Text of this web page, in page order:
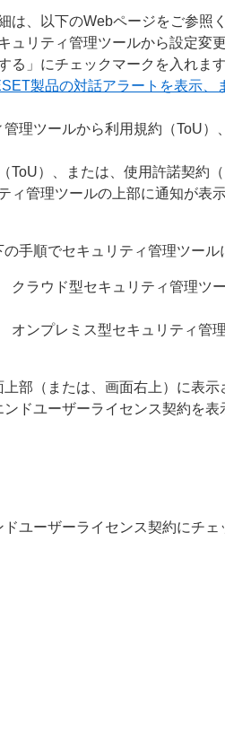
は、以下のWebページをご参照
ュリティ管理ツールから設定変
る」にチェックマークを入れま
製品の対話アラートを表示
管理ツールから利用規約（ToU
ToU）、または、使用許諾契約
ィ管理ツールの上部に通知が表
の手順でセキュリティ管理ツー
クラウド型セキュリティ管理ツ
オンプレミス型セキュリティ管
上部（または、画面右上）に表
ンドユーザーライセンス契約を
ドユーザーライセンス契約にチ